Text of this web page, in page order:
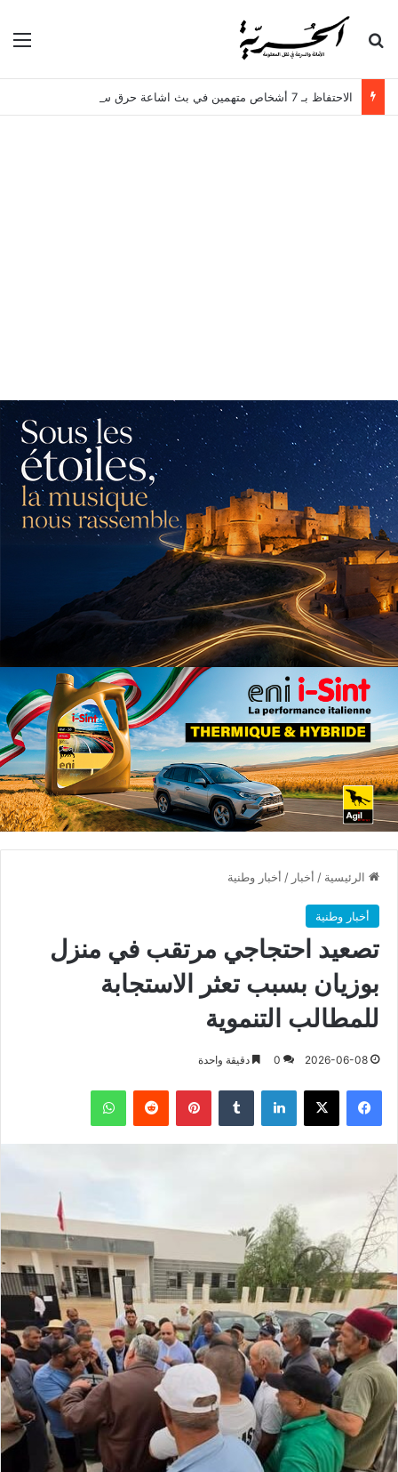
بحث عن
الاحتفاظ بـ 7 أشخاص متهمين في بث اشاعة حرق سجن المسعدين
الرئيسية / أخبار / أخبار وطنية
أخبار وطنية
تصعيد احتجاجي مرتقب في منزل
بوزيان بسبب تعثر الاستجابة
للمطالب التنموية
2026-06-08
0 دقيقة واحدة
فيسبوك X لينكدإن بينتيريست واتساب